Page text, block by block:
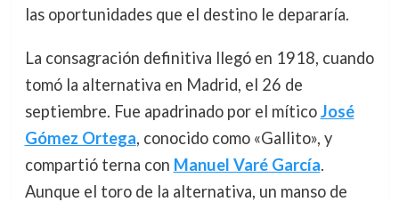
las oportunidades que el destino le depararía.
La consagración definitiva llegó en 1918, cuando
tomó la alternativa en Madrid, el 26 de
septiembre. Fue apadrinado por el míticoJosé
Gómez Ortega, conocido como «Gallito», y
compartió terna con Manuel Varé García.
Aunque el toro de la alternativa, un manso de